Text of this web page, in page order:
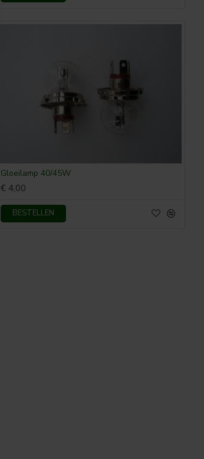
Gloeilamp 40/45W
€ 4,00
BESTELLEN